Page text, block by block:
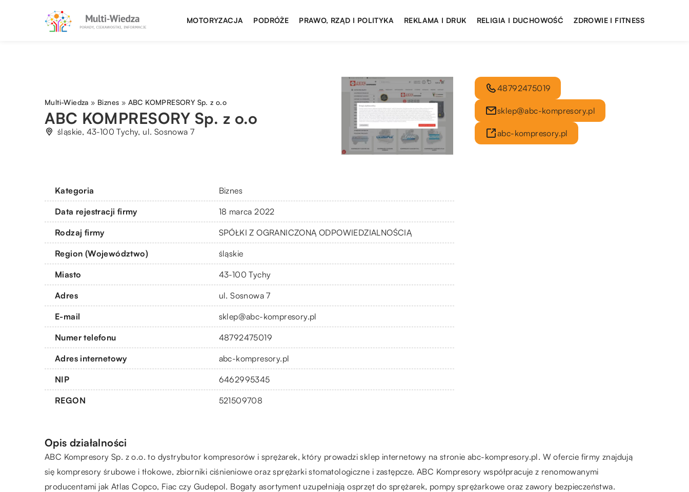
MOTORYZACJA PODRÓŻE PRAWO, RZĄD I POLITYKA REKLAMA I DRUK RELIGIA I DUCHOWOŚĆ ZDROWIE I FITNESS
Multi-Wiedza » Biznes » ABC KOMPRESORY Sp. z o.o
ABC KOMPRESORY Sp. z o.o
śląskie, 43-100 Tychy, ul. Sosnowa 7
Kategoria Biznes
Data rejestracji firmy 18 marca 2022
Rodzaj firmy SPÓŁKI Z OGRANICZONĄ ODPOWIEDZIALNOŚCIĄ
Region (Województwo) śląskie
Miasto 43-100 Tychy
Adres ul. Sosnowa 7
E-mail sklep@abc-kompresory.pl
Numer telefonu 48792475019
Adres internetowy abc-kompresory.pl
NIP 6462995345
REGON 521509708
48792475019
sklep@abc-kompresory.pl
abc-kompresory.pl
Opis działalności
ABC Kompresory Sp. z o.o. to dystrybutor kompresorów i sprężarek, który prowadzi sklep internetowy na stronieabc-kompresory.pl. W ofercie firmy znajdują
się kompresory śrubowe i tłokowe, zbiorniki ciśnieniowe oraz sprężarki stomatologiczne i zastępcze. ABC Kompresory współpracuje z renomowanymi
producentami jak Atlas Copco, Fiac czy Gudepol. Bogaty asortyment uzupełniają osprzęt do sprężarek, pompy sprężarkowe oraz zawory bezpieczeństwa.